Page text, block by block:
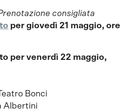
consigliata
pergiovedì 21 maggio, ore
per venerdì 22 maggio,
Bonci
Albertini